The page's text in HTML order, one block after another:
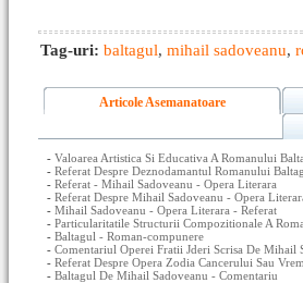
Tag-uri: baltagul, mihail sadoveanu,
Articole Asemanatoare
- Valoarea Artistica Si Educativa A Romanului
- Referat Despre Deznodamantul Romanului
- Referat - Mihail Sadoveanu - Opera Literara
- Referat Despre Mihail Sadoveanu - Opera
- Mihail Sadoveanu - Opera Literara - Referat
- Particularitatile Structurii Compozitionale A
- Baltagul - Roman-compunere
- Comentariul Operei Fratii Jderi Scrisa De Mihail
- Referat Despre Opera Zodia Cancerului Sau
- Baltagul De Mihail Sadoveanu - Comentariu